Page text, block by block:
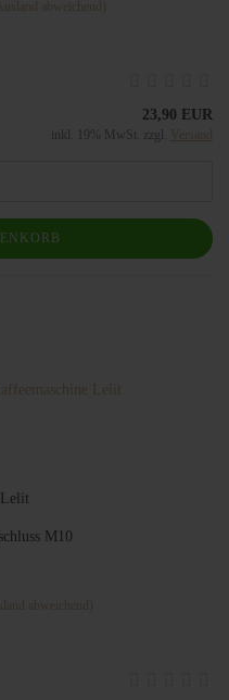
abweichend)
23,90 EUR
inkl. 19% MwSt. zzgl. Versand
M10
abweichend)